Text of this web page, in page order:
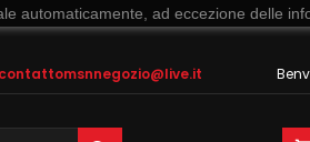
contattomsnnegozio@live.it
automaticamente, ad eccezione delle